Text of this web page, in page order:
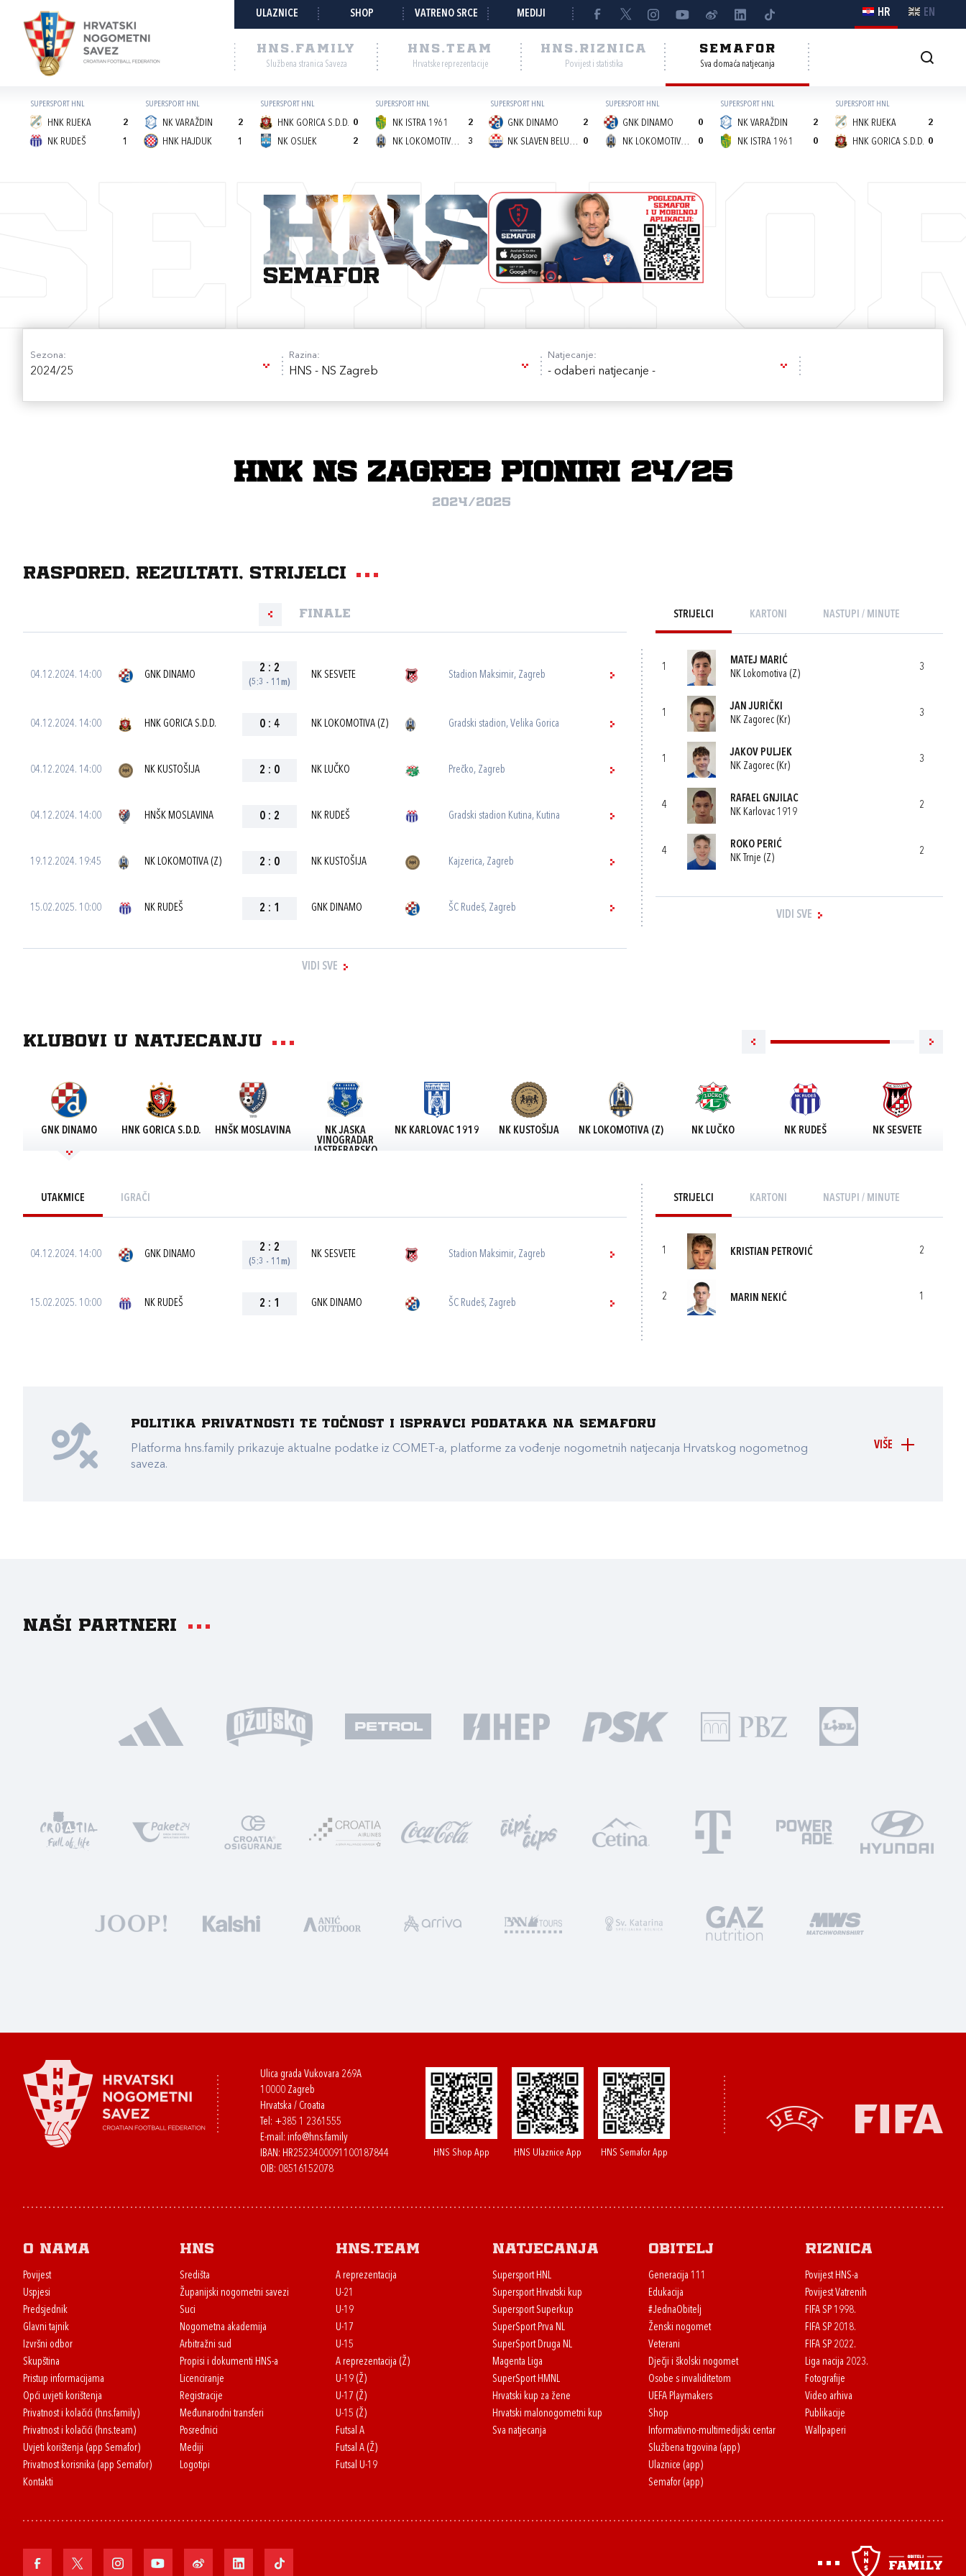
ULAZNICE SHOP VATRENO SRCE MEDIJI HR EN
HNS.FAMILY
Službena stranica Saveza
HNS.TEAM
Hrvatske reprezentacije
HNS.RIZNICA
Povijest i statistika
SEMAFOR
Sva domaća natjecanja
SUPERSPORT HNL
HNK RIJEKA
2
1
NK RUDEŠ
SUPERSPORT HNL
NK VARAŽDIN
2
1
HNK HAJDUK
SUPERSPORT HNL
HNK GORICA S.D.D. 0
2
NK OSIJEK
SUPERSPORT HNL
NK ISTRA 1961
2
3
NK LOKOMOTIVA (Z)
SUPERSPORT HNL
GNK DINAMO
2
0
NK SLAVEN BELUPO
SUPERSPORT HNL
GNK DINAMO
0
0
NK LOKOMOTIVA (Z)
SUPERSPORT HNL
NK VARAŽDIN
2
0
NK ISTRA 1961
SUPERSPORT HNL
HNK RIJEKA
2
0
HNK GORICA S.D.D.
semafor
Sezona:
2024/25
Razina:
HNS - NS Zagreb
Natjecanje:
- odaberi natjecanje -
HNK NS ZAGREB PIONIRI 24/25
2024/2025
Raspored, rezultati, strijelci
Finale
04.12.2024. 14:00 GNK DINAMO
2 : 2
(5:3 - 11m)
NK SESVETE Stadion Maksimir, Zagreb
04.12.2024. 14:00 HNK GORICA S.D.D. 0 : 4 NK LOKOMOTIVA (Z) Gradski stadion, Velika Gorica
04.12.2024. 14:00 NK KUSTOŠIJA 2 : 0 NK LUČKO Prečko, Zagreb
04.12.2024. 14:00 HNŠK MOSLAVINA 0 : 2 NK RUDEŠ Gradski stadion Kutina, Kutina
19.12.2024. 19:45 NK LOKOMOTIVA (Z) 2 : 0 NK KUSTOŠIJA Kajzerica, Zagreb
15.02.2025. 10:00 NK RUDEŠ 2 : 1 GNK DINAMO ŠC Rudeš, Zagreb
VIDI SVE
STRIJELCI KARTONI NASTUPI / MINUTE
1
MATEJ MARIĆ
NK Lokomotiva (Z)
3
1
JAN JURIČKI
NK Zagorec (Kr)
3
1
JAKOV PULJEK
NK Zagorec (Kr)
3
4
RAFAEL GNJILAC
NK Karlovac 1919
2
4
ROKO PERIĆ
NK Trnje (Z)
2
VIDI SVE
Klubovi u natjecanju
GNK DINAMO HNK GORICA S.D.D. HNŠK MOSLAVINA
NK JASKA
VINOGRADAR
JASTREBARSKO
NK KARLOVAC 1919 NK KUSTOŠIJA NK LOKOMOTIVA (Z) NK LUČKO NK RUDEŠ NK SESVETE
UTAKMICE IGRAČI
04.12.2024. 14:00 GNK DINAMO
2 : 2
(5:3 - 11m)
NK SESVETE Stadion Maksimir, Zagreb
15.02.2025. 10:00 NK RUDEŠ 2 : 1 GNK DINAMO ŠC Rudeš, Zagreb
STRIJELCI KARTONI NASTUPI / MINUTE
1 KRISTIAN PETROVIĆ 2
2 MARIN NEKIĆ 1
VIŠE
Politika privatnosti te točnost i ispravci podataka na Semaforu
Platforma hns.family prikazuje aktualne podatke iz COMET-a, platforme za vođenje nogometnih natjecanja Hrvatskog nogometnog
saveza.
Naši partneri
Ulica grada Vukovara 269A
10000 Zagreb
Hrvatska / Croatia
Tel: +385 1 2361555
E-mail: info@hns.family
IBAN: HR2523400091100187844
OIB: 08516152078
HNS Shop App HNS Ulaznice App HNS Semafor App
O nama
Povijest
Uspjesi
Predsjednik
Glavni tajnik
Izvršni odbor
Skupština
Pristup informacijama
Opći uvjeti korištenja
Privatnost i kolačići (hns.family)
Privatnost i kolačići (hns.team)
Uvjeti korištenja (app Semafor)
Privatnost korisnika (app Semafor)
Kontakti
HNS
Središta
Županijski nogometni savezi
Suci
Nogometna akademija
Arbitražni sud
Propisi i dokumenti HNS-a
Licenciranje
Registracije
Međunarodni transferi
Posrednici
Mediji
Logotipi
HNS.team
A reprezentacija
U-21
U-19
U-17
U-15
A reprezentacija (Ž)
U-19 (Ž)
U-17 (Ž)
U-15 (Ž)
Futsal A
Futsal A (Ž)
Futsal U-19
Natjecanja
Supersport HNL
Supersport Hrvatski kup
Supersport Superkup
SuperSport Prva NL
SuperSport Druga NL
Magenta Liga
SuperSport HMNL
Hrvatski kup za žene
Hrvatski malonogometni kup
Sva natjecanja
Obitelj
Generacija 111
Edukacija
#JednaObitelj
Ženski nogomet
Veterani
Dječji i školski nogomet
Osobe s invaliditetom
UEFA Playmakers
Shop
Informativno-multimedijski centar
Službena trgovina (app)
Ulaznice (app)
Semafor (app)
Riznica
Povijest HNS-a
Povijest Vatrenih
FIFA SP 1998.
FIFA SP 2018.
FIFA SP 2022.
Liga nacija 2023.
Fotografije
Video arhiva
Publikacije
Wallpaperi